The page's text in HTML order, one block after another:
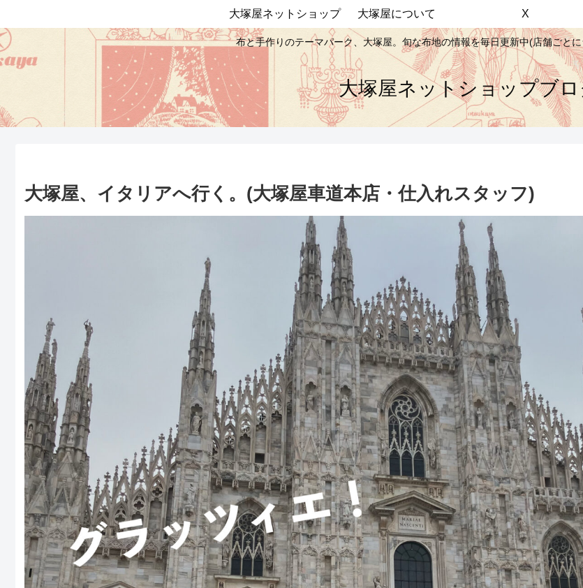
布と手作りのテーマパーク、大塚屋。旬な布地の情報を毎日更新中(店舗ごと
大塚屋ネットショップブ
大塚屋ネットショップ 大塚屋について X
大塚屋、イタリアへ行く。(大塚屋車道本店・仕入れスタッフ)